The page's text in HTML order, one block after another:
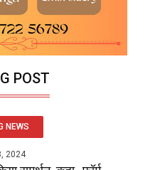
POST
NEWS
2024